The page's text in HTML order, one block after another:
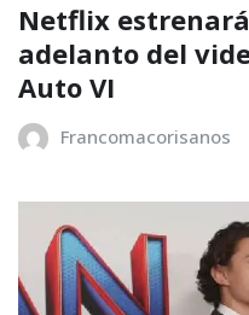
Netflix
adelanto del
Auto VI
Francomacorisanos